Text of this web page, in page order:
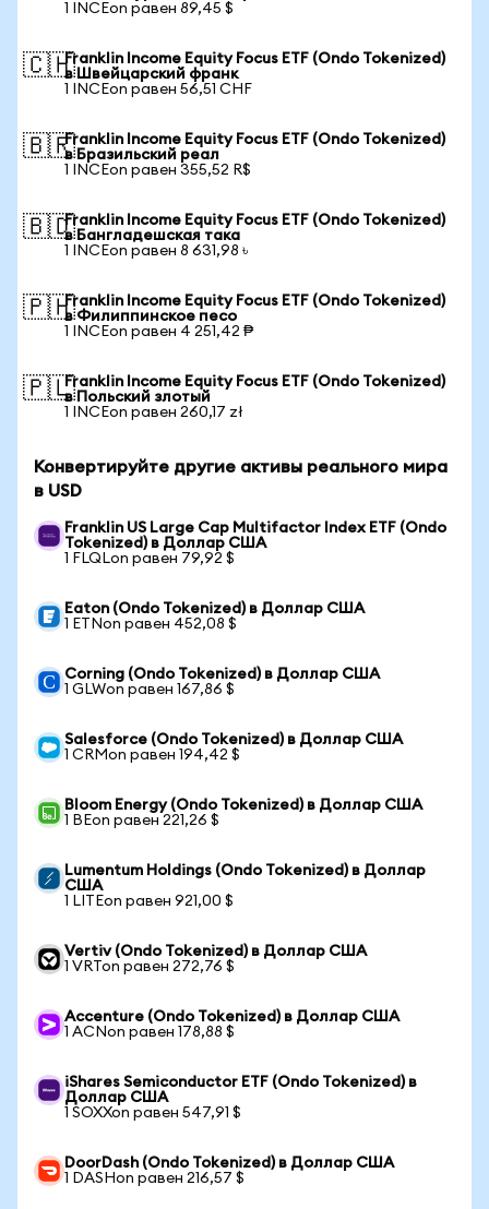
1 INCEon равен 89,45 $
🇨🇭Franklin Income Equity Focus ETF (Ondo Tokenized)
в Швейцарский франк
1 INCEon равен 56,51 CHF
🇧🇷Franklin Income Equity Focus ETF (Ondo Tokenized)
в Бразильский реал
1 INCEon равен 355,52 R$
🇧🇩Franklin Income Equity Focus ETF (Ondo Tokenized)
в Бангладешская така
1 INCEon равен 8 631,98 ৳
🇵🇭Franklin Income Equity Focus ETF (Ondo Tokenized)
в Филиппинское песо
1 INCEon равен 4 251,42 ₱
🇵🇱Franklin Income Equity Focus ETF (Ondo Tokenized)
в Польский злотый
1 INCEon равен 260,17 zł
Конвертируйте другие активы реального мира
в USD
Franklin US Large Cap Multifactor Index ETF (Ondo
Tokenized) в Доллар США
1 FLQLon равен 79,92 $
Eaton (Ondo Tokenized) в Доллар США
1 ETNon равен 452,08 $
Corning (Ondo Tokenized) в Доллар США
1 GLWon равен 167,86 $
Salesforce (Ondo Tokenized) в Доллар США
1 CRMon равен 194,42 $
Bloom Energy (Ondo Tokenized) в Доллар США
1 BEon равен 221,26 $
Lumentum Holdings (Ondo Tokenized) в Доллар
США
1 LITEon равен 921,00 $
Vertiv (Ondo Tokenized) в Доллар США
1 VRTon равен 272,76 $
Accenture (Ondo Tokenized) в Доллар США
1 ACNon равен 178,88 $
iShares Semiconductor ETF (Ondo Tokenized) в
Доллар США
1 SOXXon равен 547,91 $
DoorDash (Ondo Tokenized) в Доллар США
1 DASHon равен 216,57 $